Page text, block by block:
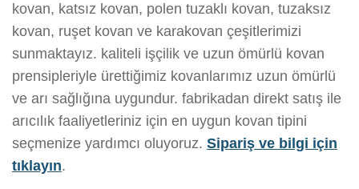
kovan, katsız kovan, polen tuzaklı kovan, tuzaksız
kovan, ruşet kovan ve karakovan çeşitlerimizi
sunmaktayız. kaliteli işçilik ve uzun ömürlü kovan
prensipleriyle ürettiğimiz kovanlarımız uzun ömürlü
ve arı sağlığına uygundur. fabrikadan direkt satış ile
arıcılık faaliyetleriniz için en uygun kovan tipini
seçmenize yardımcı oluyoruz. Sipariş ve bilgi için
tıklayın.